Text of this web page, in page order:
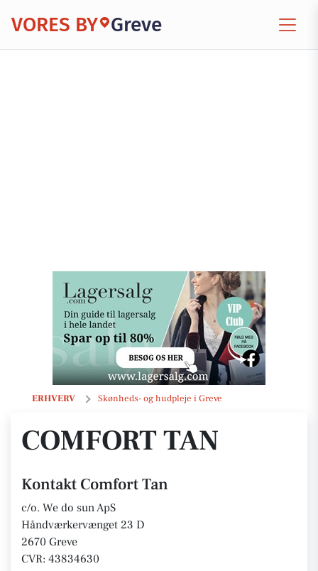
VORES BY Greve
ERHVERV Skønheds- og hudpleje i Greve
Comfort Tan
COMFORT TAN
Kontakt Comfort Tan
c/o. We do sun ApS
Håndværkervænget 23 D
2670 Greve
CVR: 43834630